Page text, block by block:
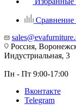
Сравнение
Россия,
Индустриальная, 3
Пн - Пт 9:00-17:00
Вконтакте
Telegram